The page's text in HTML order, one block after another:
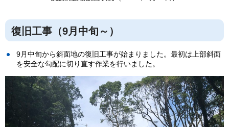
復旧工事（9月中旬～）
9月中旬から斜面地の復旧工事が始まりました。最初は上部斜面
を安全な勾配に切り直す作業を行いました。